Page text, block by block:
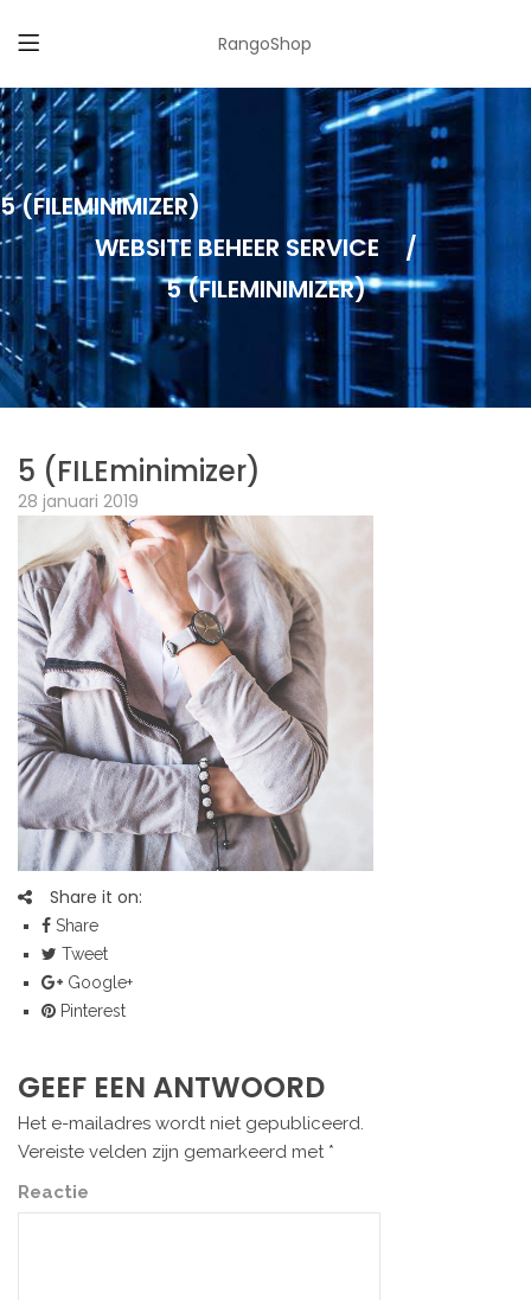
RangoShop
5 (FILEMINIMIZER)
WEBSITE BEHEER SERVICE
/
5 (FILEMINIMIZER)
5 (FILEminimizer)
28 januari 2019
Share it on:
Share
Tweet
Google+
Pinterest
GEEF EEN ANTWOORD
Het e-mailadres wordt niet gepubliceerd.
Vereiste velden zijn gemarkeerd met *
Reactie